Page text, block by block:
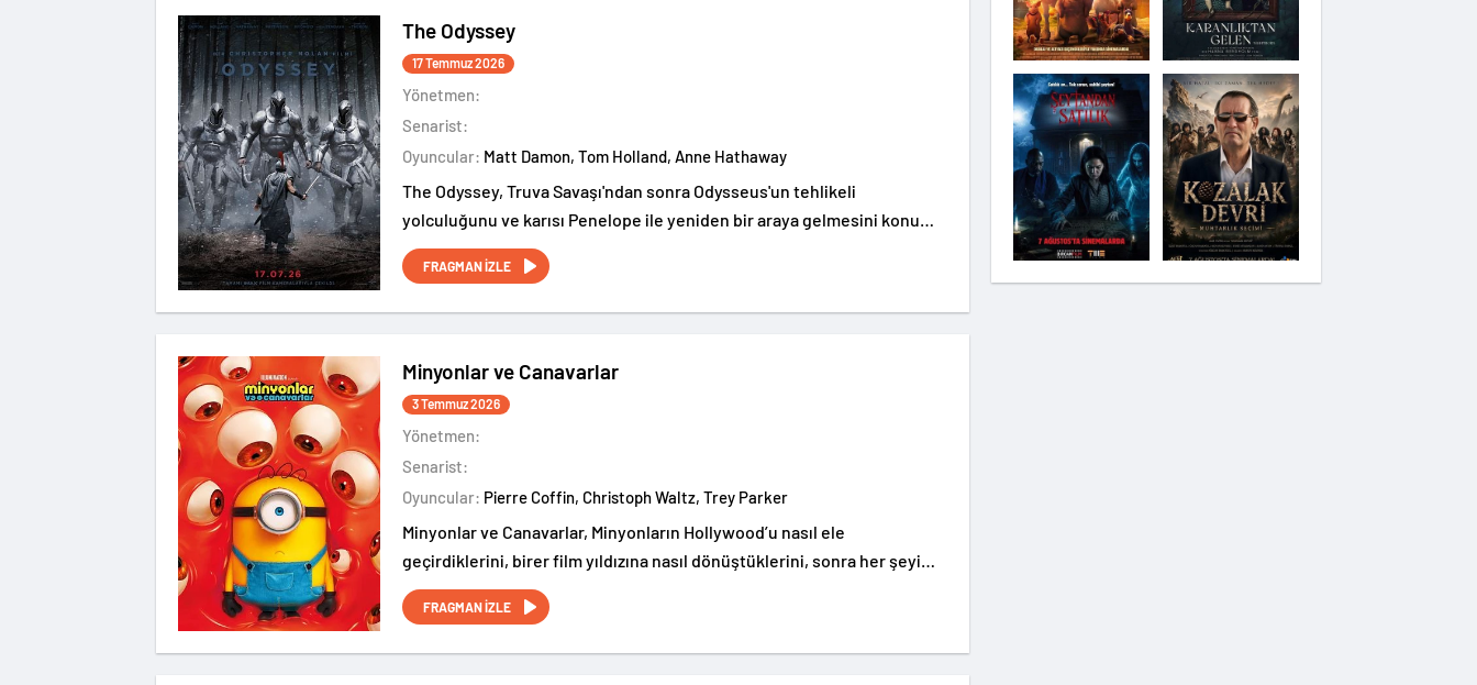
The Odyssey
17 Temmuz 2026
Yönetmen:
Senarist:
Oyuncular:
Matt Damon, Tom Holland, Anne Hathaway
The Odyssey, Truva Savaşı'ndan sonra Odysseus'un tehlikeli
yolculuğunu ve karısı Penelope ile yeniden bir araya gelmesini konu
ediyor.
FRAGMAN İZLE
Minyonlar ve Canavarlar
3 Temmuz 2026
Yönetmen:
Senarist:
Oyuncular:
Pierre Coffin, Christoph Waltz, Trey Parker
Minyonlar ve Canavarlar, Minyonların Hollywood’u nasıl ele
geçirdiklerini, birer film yıldızına nasıl dönüştüklerini, sonra her şeyi
nasıl berbat ettiklerini ve dünyaya canavarlar salarak kaosa
sürüklediklerini anlatan gürültülü ve eğlence dolu bir serüven…
FRAGMAN İZLE